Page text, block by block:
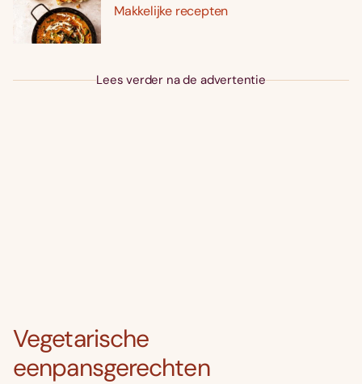
Makkelijke recepten
Lees verder na de advertentie
Vegetarische
eenpansgerechten